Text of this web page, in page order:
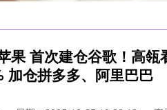
果 首次建仓谷歌！高
加仓拼多多、阿里巴巴